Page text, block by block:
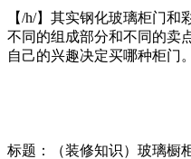
【/h/】其实钢化玻璃柜门
不同的组成部分和不同的卖
自己的兴趣决定买哪种柜门。
标题：（装修知识）玻璃橱